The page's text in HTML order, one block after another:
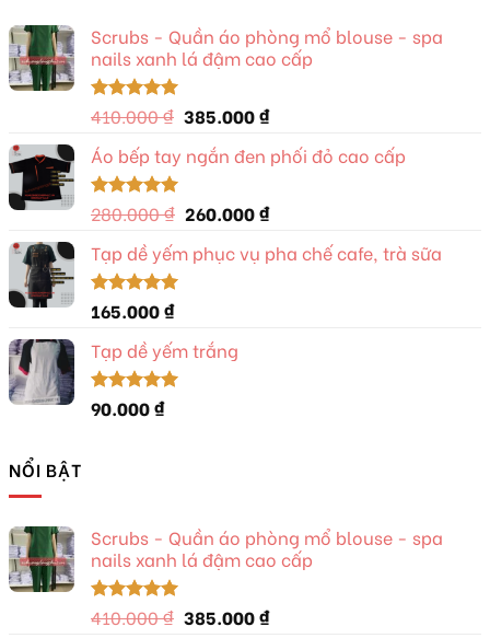
Scrubs - Quần áo phòng mổ blouse - spa
nails xanh lá đậm cao cấp
Được xếp
5 sao
410.000₫ Giá
là:
385.000₫Giá
tại
385.000 ₫.
Áo bếp tay ngắn đen phối đỏ cao cấp
Được xếp
5 sao
280.000₫ Giá
là:
260.000₫Giá
tại
Tạp dề yếm phục vụ pha chế cafe, trà sữa
Được xếp
hạng 5.00
5 sao
165.000₫
Tạp dề yếm trắng
Được xếp
hạng5.00
90.000₫
NỔI BẬT
Scrubs - Quần áo phòng mổ blouse - spa
nails xanh lá đậm cao cấp
Được xếp
410.000₫ Giá
385.000₫Giá